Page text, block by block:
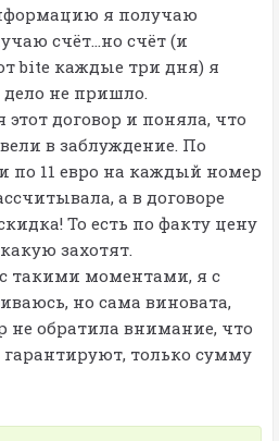
я получаю
счёт…но счёт (и
bite каждые три дня) я
дело не пришло.
договор и поняла, что
в заблуждение. По
по 11 евро на каждый номер
а в договоре
То есть по факту цену
захотят.
такими моментами, я с
но сама виновата,
не обратила внимание, что
только сумму